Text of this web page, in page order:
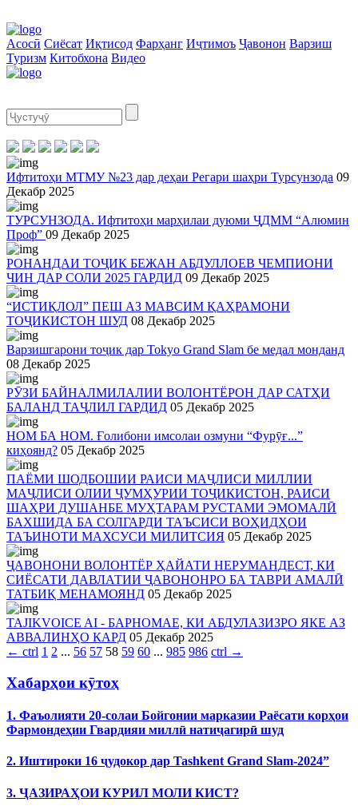
Асосӣ Сиёсат Иқтисод Фарҳанг Иҷтимоъ Ҷавонон Варзиш
Туризм Китобхона Видео
Ифтитоҳи МТМУ №23 дар деҳаи Регари шаҳри Турсунзода 09
Декабр 2025
ТУРСУНЗОДА. Ифтитоҳи марҳилаи дуюми ҶДММ “Алюмин
Проф” 09 Декабр 2025
РОНАНДАИ ТОҶИК БЕЖАН АБДУЛЛОЕВ ЧЕМПИОНИ
ЧИН ДАР СОЛИ 2025 ГАРДИД 09 Декабр 2025
“ИСТИҚЛОЛ” ПЕШ АЗ МАВСИМ ҚАҲРАМОНИ
ТОҶИКИСТОН ШУД 08 Декабр 2025
Варзишгарони тоҷик дар Tokyo Grand Slam бе медал монданд
08 Декабр 2025
РӮЗИ БАЙНАЛМИЛАЛИИ ВОЛОНТЁРОН ДАР САТҲИ
БАЛАНД ТАҶЛИЛ ГАРДИД 05 Декабр 2025
НОМ БА НОМ. Ғолибони имсолаи озмуни “Фурӯғ...”
киҳоянд? 05 Декабр 2025
ПАЁМИ ШОДБОШИИ РАИСИ МАҶЛИСИ МИЛЛИИ
МАҶЛИСИ ОЛИИ ҶУМҲУРИИ ТОҶИКИСТОН, РАИСИ
ШАҲРИ ДУШАНБЕ МУҲТАРАМ РУСТАМИ ЭМОМАЛӢ
БАХШИДА БА СОЛГАРДИ ТАЪСИСИ ВОҲИДҲОИ
ТАЪИНОТИ МАХСУСИ МИЛИТСИЯ 05 Декабр 2025
ҶАВОНОНИ ВОЛОНТЁР ҲАЙАТИ НЕРУМАНДЕСТ, КИ
СИЁСАТИ ДАВЛАТИИ ҶАВОНОНРО БА ТАВРИ АМАЛӢ
ТАТБИҚ МЕНАМОЯНД 05 Декабр 2025
TAJIKVOICE AI - БАРНОМАЕ, КИ АБДУЛАЗИЗРО ЯКЕ АЗ
АВВАЛИНҲО КАРД 05 Декабр 2025
← ctrl 1 2 ... 56 57 58 59 60 ... 985 986 ctrl →
Хабарҳои кӯтоҳ
1. Фаъолияти 20-солаи Бойгонии марказии Раёсати корҳои
Фармондеҳии Гвардияи миллӣ натиҷагирӣ шуд
2. Иштироки 16 ҷудокор дар Tashkent Grand Slam-2024”
3. ҶАЗИРАҲОИ КУРИЛ МОЛИ КИСТ?